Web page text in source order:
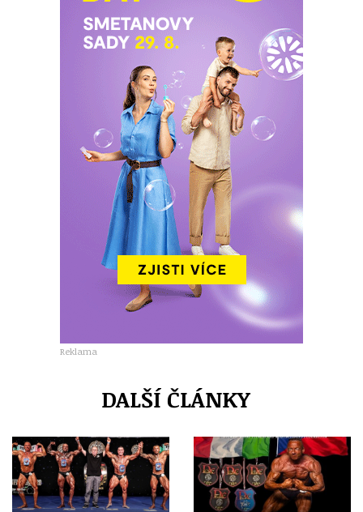
Reklama
DALŠÍ ČLÁNKY